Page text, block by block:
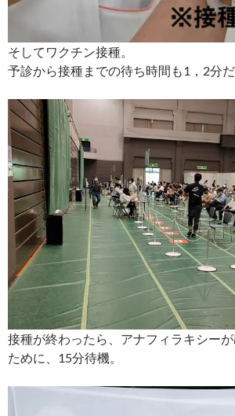
そしてワクチン接種。
予診から接種までの待ち時間も1，2分だ
接種が終わったら、アナフィラキシー
ために、15分待機。